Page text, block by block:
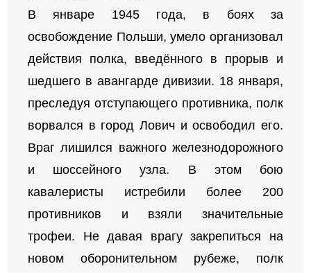
В январе 1945 года, в боях за
освобождение Польши, умело организовал
действия полка, введённого в прорыв и
шедшего в авангарде дивизии. 18 января,
преследуя отступающего противника, полк
ворвался в город Лович и освободил его.
Враг лишился важного железнодорожного
и шоссейного узла. В этом бою
кавалеристы истребили более 200
противников и взяли значительные
трофеи. Не давая врагу закрепиться на
новом оборонительном рубеже, полк